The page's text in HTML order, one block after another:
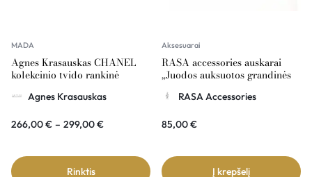
MADA
Agnes Krasauskas CHANEL
kolekcinio tvido rankinė
Agnes Krasauskas
266,00€ – 299,00€
Rinktis
Aksesuarai
RASA accessories auskarai
„Juodos auksuotos grandinės
RASA Accessories
85,00€
Į krepšelį